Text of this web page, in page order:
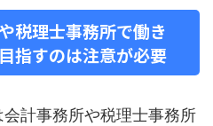
税理士事務所で働き
指すのは注意が必要
計事務所や税理士事務所